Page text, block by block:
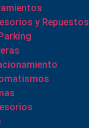
y Repuestos